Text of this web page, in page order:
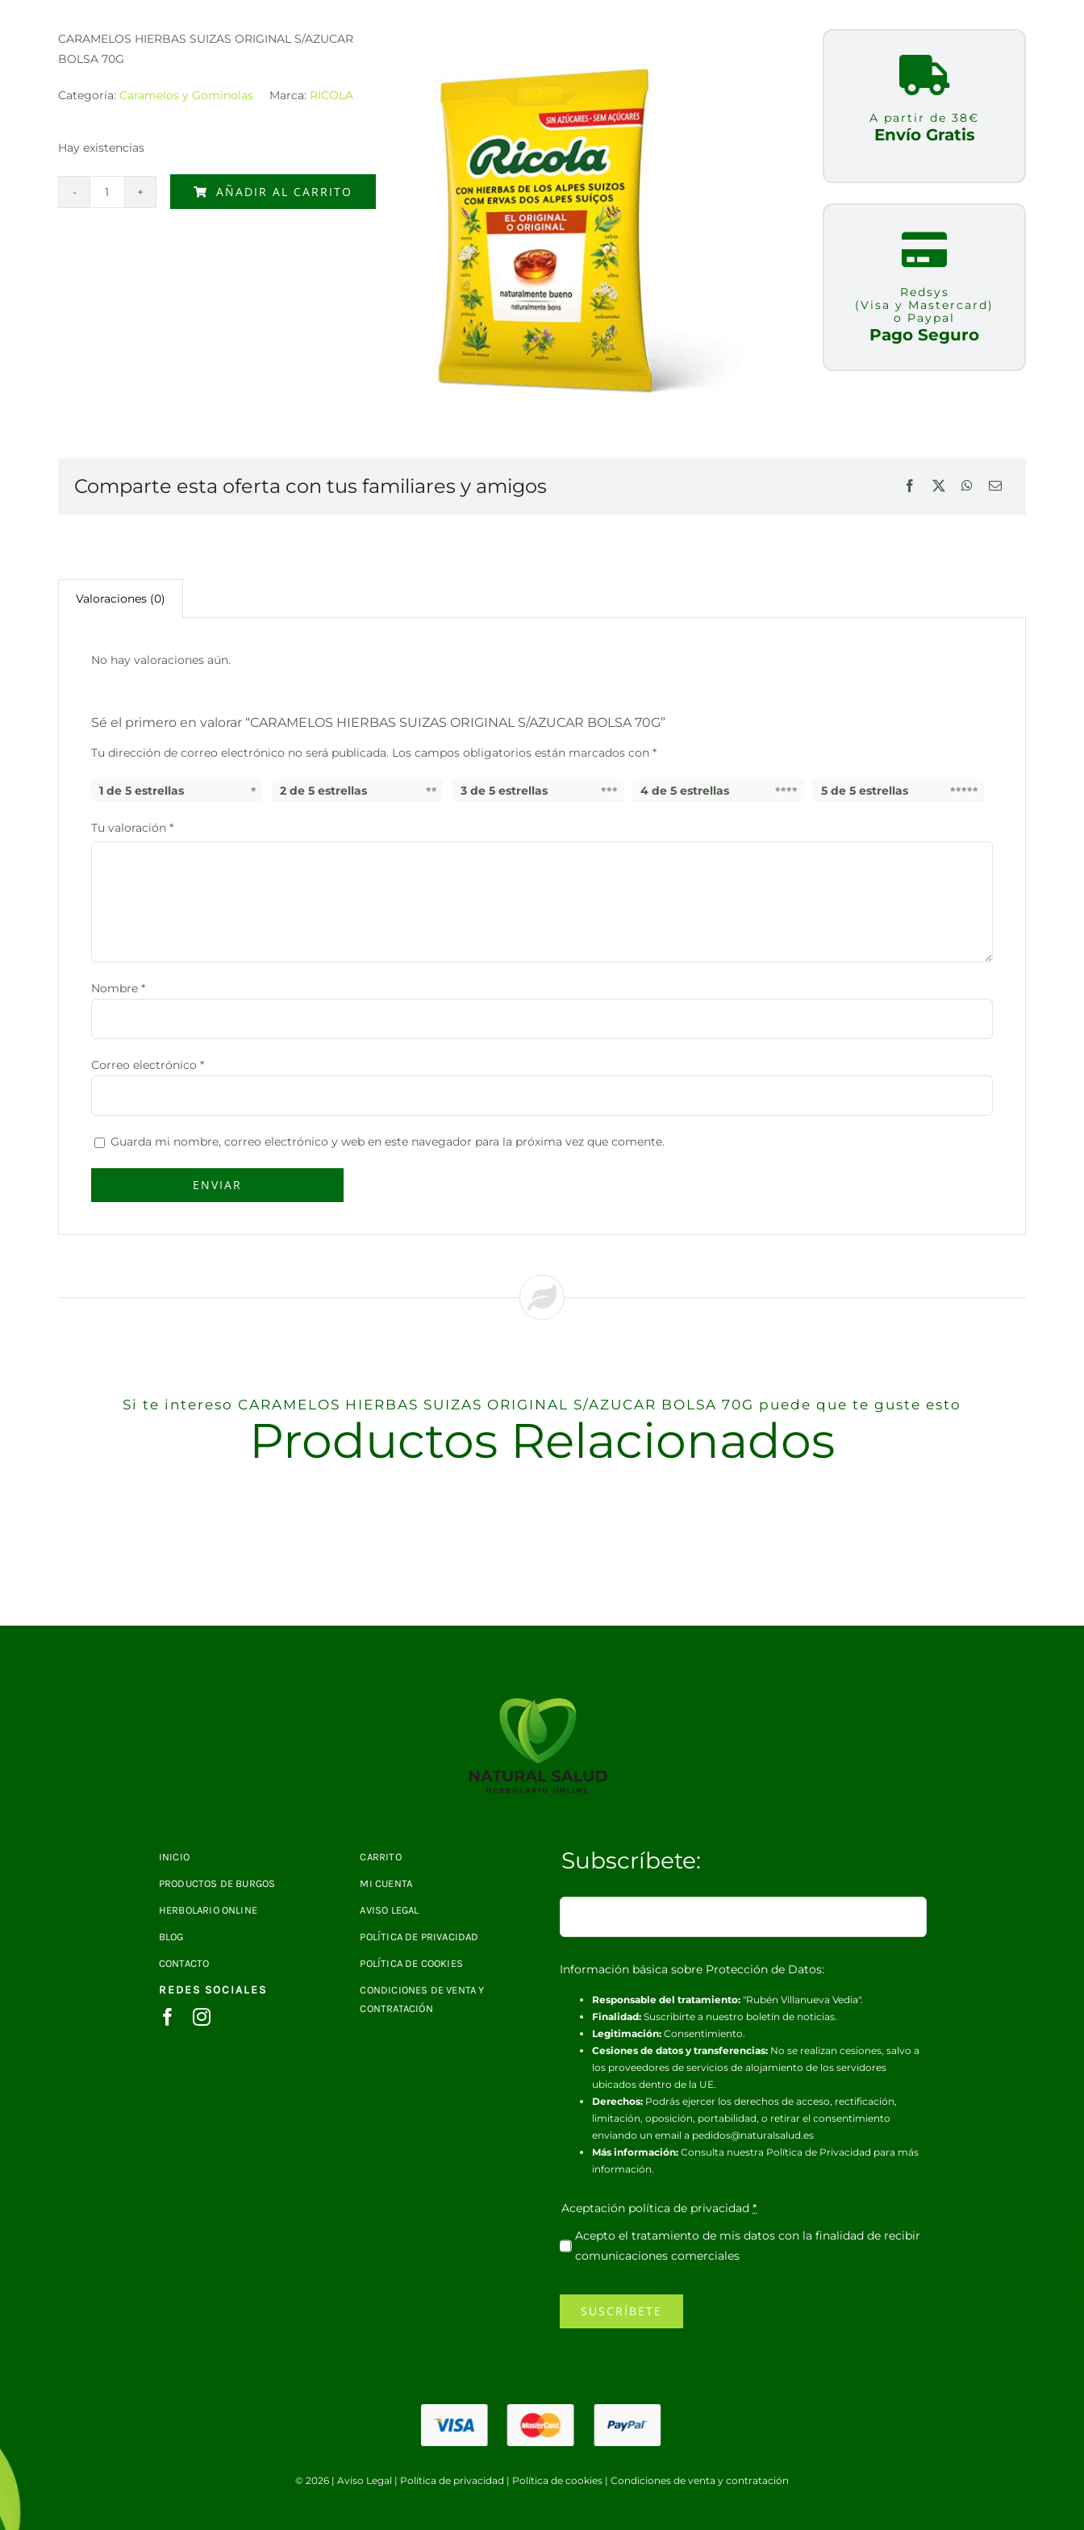
CARAMELOS HIERBAS SUIZAS ORIGINAL S/AZUCAR
BOLSA 70G
Categoría: Caramelos y Gominolas Marca: RICOLA
Hay existencias
CARAMELOS
AÑADIR AL CARRITO
A partir de 38€
Envío Gratis
Redsys
(Visa y Mastercard)
o Paypal
Pago Seguro
Comparte esta oferta con tus familiares y amigos
Valoraciones (0)
No hay valoraciones aún.
Sé el primero en valorar “CARAMELOS HIERBAS SUIZAS ORIGINAL S/AZUCAR BOLSA 70G”
Tu dirección de correo electrónico no será publicada. Los campos obligatorios están marcados con *
1 de 5 estrellas 2 de 5 estrellas 3 de 5 estrellas 4 de 5 estrellas 5 de 5 estrellas
Tu valoración *
Nombre *
Correo electrónico *
Guarda mi nombre, correo electrónico y web en este navegador para la próxima vez que comente.
Si te intereso CARAMELOS HIERBAS SUIZAS ORIGINAL S/AZUCAR BOLSA 70G puede que te guste esto
Productos Relacionados
INICIO
PRODUCTOS DE BURGOS
HERBOLARIO ONLINE
BLOG
CONTACTO
REDES SOCIALES
CARRITO
MI CUENTA
AVISO LEGAL
POLÍTICA DE PRIVACIDAD
POLÍTICA DE COOKIES
CONDICIONES DE VENTA Y
CONTRATACIÓN
Subscríbete:
Información básica sobre Protección de Datos:
Responsable del tratamiento: "Rubén Villanueva Vedia".
Finalidad: Suscribirte a nuestro boletín de noticias.
Legitimación: Consentimiento.
Cesiones de datos y transferencias: No se realizan cesiones, salvo a
los proveedores de servicios de alojamiento de los servidores
ubicados dentro de la UE.
Derechos: Podrás ejercer los derechos de acceso, rectificación,
limitación, oposición, portabilidad, o retirar el consentimiento
enviando un email a pedidos@naturalsalud.es
Más información: Consulta nuestra Política de Privacidad para más
información.
Aceptación política de privacidad*
Acepto el tratamiento de mis datos con la finalidad de recibir
comunicaciones comerciales
SUSCRÍBETE
© 2026 | Aviso Legal | Política de privacidad | Política de cookies | Condiciones de venta y contratación